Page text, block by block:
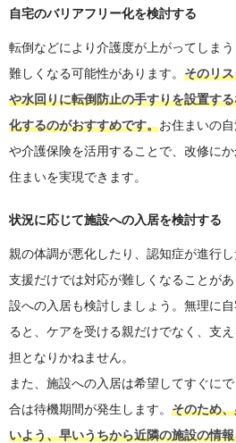
自宅のバリアフリー化を検討する
転倒などにより介護度が上がってしま
難しくなる可能性があります。 そのリ
や水回りに転倒防止の手すりを設置す
化するのがおすすめです。お住まいの
や介護保険を活用することで、改修に
住まいを実現できます。
状況に応じて施設への入居を検討する
親の体調が悪化したり、認知症が進行
支援だけでは対応が難しくなることが
設への入居も検討しましょう。無理に
ると、ケアを受ける親だけでなく、支
担となりかねません。
また、施設への入居は希望してすぐに
合は待機期間が発生します。 そのため
いよう、早いうちから近隣の施設の情